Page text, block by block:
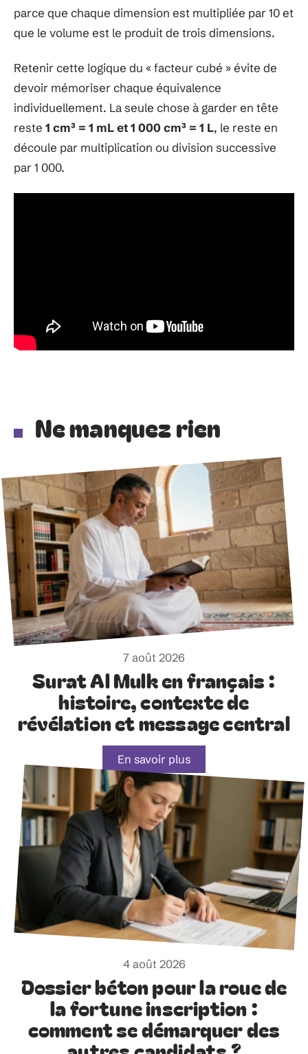
parce que chaque dimension est multipliée par 10 et
que le volume est le produit de trois dimensions.
Retenir cette logique du « facteur cubé » évite de
devoir mémoriser chaque équivalence
individuellement. La seule chose à garder en tête
reste 1 cm³ = 1 mL et 1 000 cm³ = 1 L, le reste en
découle par multiplication ou division successive
par 1 000.
Ne manquez rien
7 août 2026
Surat Al Mulk en français :
histoire, contexte de
révélation et message central
En savoir plus
4 août 2026
Dossier béton pour la roue de
la fortune inscription :
comment se démarquer des